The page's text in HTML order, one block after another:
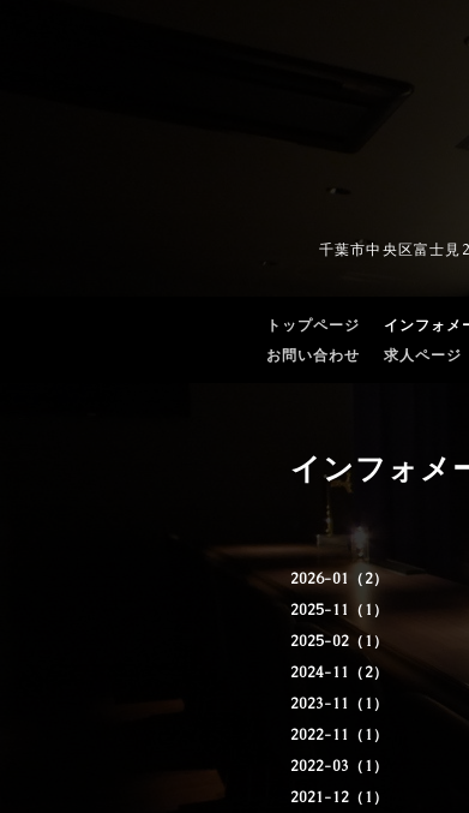
千葉市中央区富士見
トップページ インフォメ
お問い合わせ
求人ページ
2026-01（2）
2025-11（1）
2025-02（1）
2024-11（2）
2023-11（1）
2022-11（1）
2022-03（1）
2021-12（1）
インフォメ